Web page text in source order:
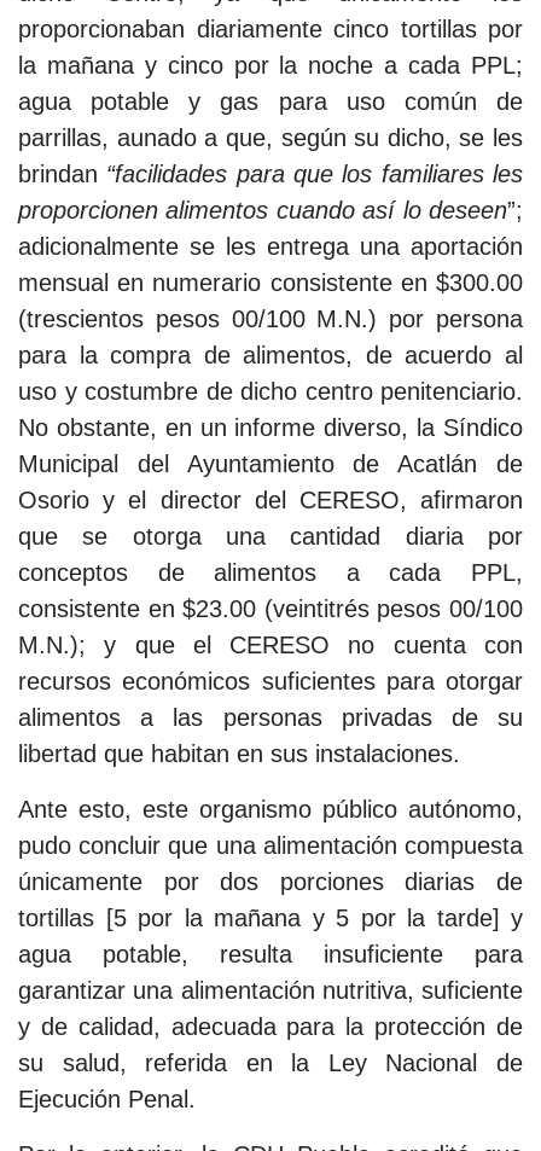
proporcionaban diariamente cinco tortillas por
la mañana y cinco por la noche a cada PPL;
agua potable y gas para uso común de
parrillas, aunado a que, según su dicho, se les
brindan “facilidades para que los familiares les
proporcionen alimentos cuando así lo deseen”;
adicionalmente se les entrega una aportación
mensual en numerario consistente en $300.00
(trescientos pesos 00/100 M.N.) por persona
para la compra de alimentos, de acuerdo al
uso y costumbre de dicho centro penitenciario.
No obstante, en un informe diverso, la Síndico
Municipal del Ayuntamiento de Acatlán de
Osorio y el director del CERESO, afirmaron
que se otorga una cantidad diaria por
conceptos de alimentos a cada PPL,
consistente en $23.00 (veintitrés pesos 00/100
M.N.); y que el CERESO no cuenta con
recursos económicos suficientes para otorgar
alimentos a las personas privadas de su
libertad que habitan en sus instalaciones.
Ante esto, este organismo público autónomo,
pudo concluir que una alimentación compuesta
únicamente por dos porciones diarias de
tortillas [5 por la mañana y 5 por la tarde] y
agua potable, resulta insuficiente para
garantizar una alimentación nutritiva, suficiente
y de calidad, adecuada para la protección de
su salud, referida en la Ley Nacional de
Ejecución Penal.